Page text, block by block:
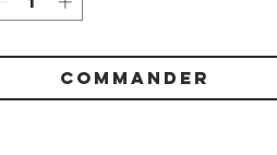
COMMANDER